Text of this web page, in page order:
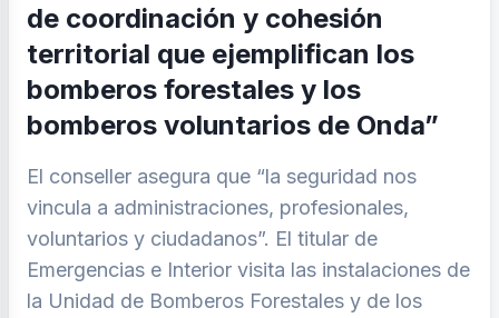
de coordinación y cohesión
territorial que ejemplifican los
bomberos forestales y los
bomberos voluntarios de Onda”
El conseller asegura que “la seguridad nos
vincula a administraciones, profesionales,
voluntarios y ciudadanos”. El titular de
Emergencias e Interior visita las instalaciones de
la Unidad de Bomberos Forestales y de los